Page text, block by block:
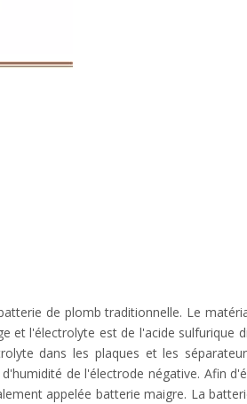
de plomb traditionnelle. Le
et l'électrolyte est de l'acide sulfurique
dans les plaques et les
de l'électrode négative. Afin
appelée batterie maigre. La